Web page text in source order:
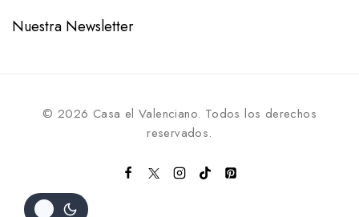
Nuestra Newsletter
© 2026 Casa el Valenciano. Todos los derechos
reservados.